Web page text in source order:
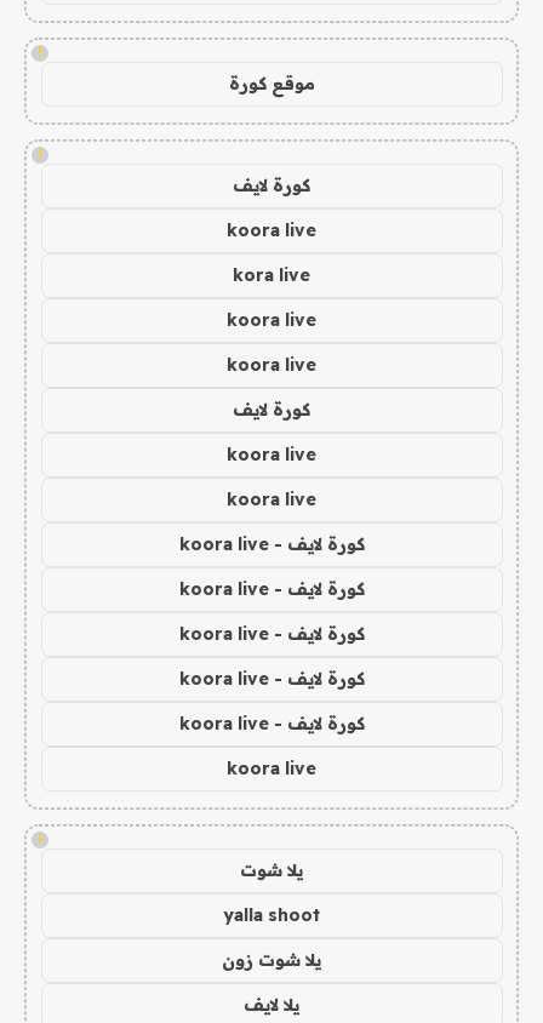
!
موقع كورة
!
كورة لايف
koora live
kora live
koora live
koora live
كورة لايف
koora live
koora live
كورة لايف - koora live
كورة لايف - koora live
كورة لايف - koora live
كورة لايف - koora live
كورة لايف - koora live
koora live
!
يلا شوت
yalla shoot
يلا شوت زون
يلا لايف